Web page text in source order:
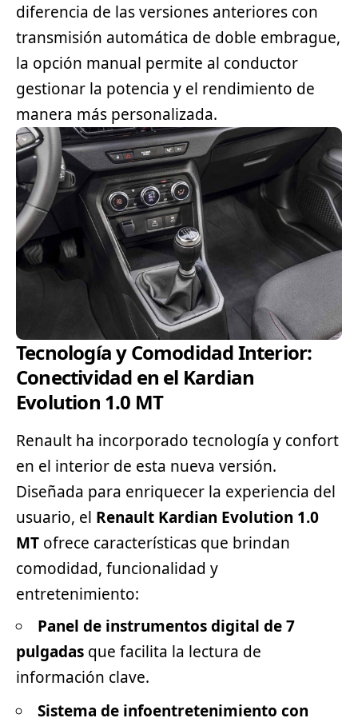
diferencia de las versiones anteriores con
transmisión automática de doble embrague,
la opción manual permite al conductor
gestionar la potencia y el rendimiento de
manera más personalizada.
Tecnología y Comodidad Interior:
Conectividad en el Kardian
Evolution 1.0 MT
Renault ha incorporado tecnología y confort
en el interior de esta nueva versión.
Diseñada para enriquecer la experiencia del
usuario, el Renault Kardian Evolution 1.0
MT ofrece características que brindan
comodidad, funcionalidad y
entretenimiento:
Panel de instrumentos digital de 7
pulgadas que facilita la lectura de
información clave.
Sistema de infoentretenimiento con